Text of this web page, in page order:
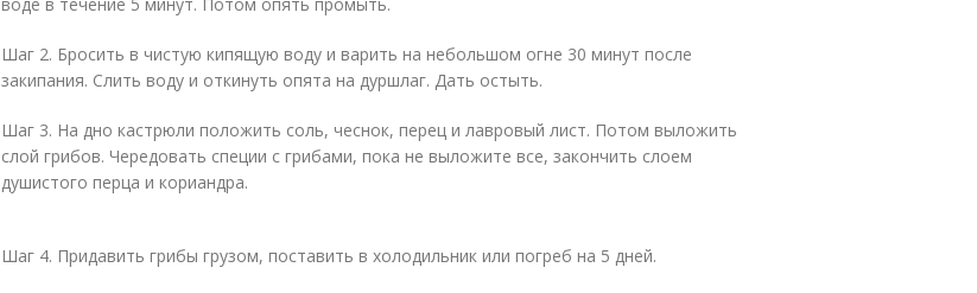
Шаг 2. Бросить в чистую кипящую воду и варить на небольшом огне 30 минут после
закипания. Слить воду и откинуть опята на дуршлаг. Дать остыть.
Шаг 3. На дно кастрюли положить соль, чеснок, перец и лавровый лист. Потом выложить
слой грибов. Чередовать специи с грибами, пока не выложите все, закончить слоем
душистого перца и кориандра.
Шаг 4. Придавить грибы грузом, поставить в холодильник или погреб на 5 дней.